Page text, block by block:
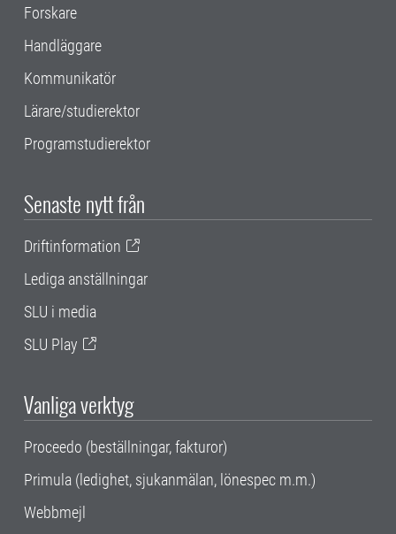
Forskare
Handläggare
Kommunikatör
Lärare/studierektor
Programstudierektor
Senaste nytt från
Driftinformation
Lediga anställningar
SLU i media
SLU Play
Vanliga verktyg
Proceedo (beställningar, fakturor)
Primula (ledighet, sjukanmälan, lönespec m.m.)
Webbmejl